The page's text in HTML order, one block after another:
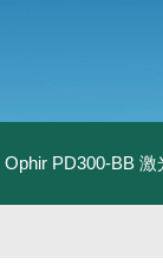
Ophir PD300-BB